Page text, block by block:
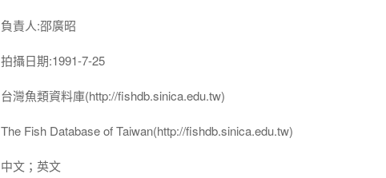
負責人:邵廣昭
拍攝日期:1991-7-25
台灣魚類資料庫(http://fishdb.sinica.edu.tw)
The Fish Database of Taiwan(http://fishdb.sinica.edu.tw)
中文；英文